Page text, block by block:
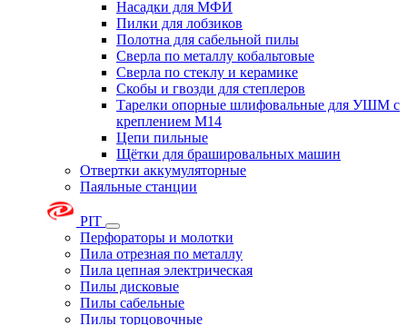
Насадки для МФИ
Пилки для лобзиков
Полотна для сабельной пилы
Сверла по металлу кобальтовые
Сверла по стеклу и керамике
Скобы и гвозди для степлеров
Тарелки опорные шлифовальные для УШМ с
креплением М14
Цепи пильные
Щётки для брашировальных машин
Отвертки аккумуляторные
Паяльные станции
PIT
Перфораторы и молотки
Пила отрезная по металлу
Пила цепная электрическая
Пилы дисковые
Пилы сабельные
Пилы торцовочные